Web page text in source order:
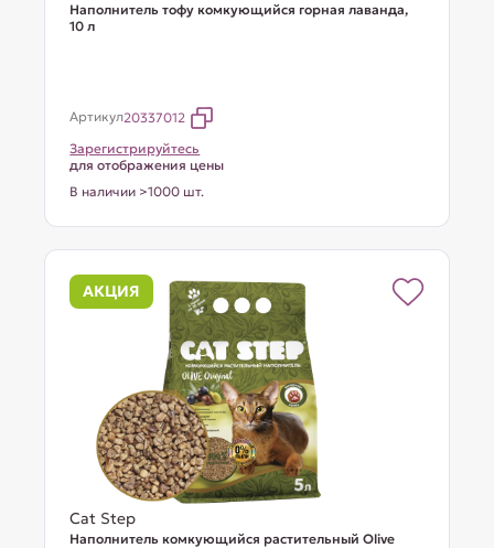
Наполнитель тофу комкующийся горная лаванда,
10 л
Артикул20337012
Зарегистрируйтесь
для отображения цены
В наличии >1000 шт.
АКЦИЯ
Cat Step
Наполнитель комкующийся растительный Olive